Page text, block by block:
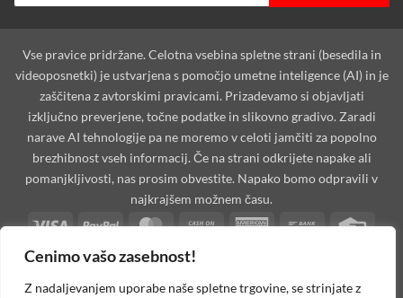
Cenimo vašo zasebnost!
Z nadaljevanjem uporabe naše spletne trgovine, se strinjate z
Vse pravice pridržane. Celotna vsebina spletne strani (besedila in
videoposnetki) je ustvarjena s pomočjo umetne inteligence (AI) in je
zaščitena z avtorskimi pravicami. Prizadevamo si objavljati
izključno preverjene, točne podatke in slikovno gradivo. Zaradi
narave AI tehnologije pa ne moremo v celoti jamčiti za popolno
brezhibnost vseh informacij. Če na strani odkrijete napake ali
pomanjkljivosti, nas prosim obvestite. Napako bomo odpravili v
najkrajšem možnem času.
Visa
PayPal MasterCard
Cash
AmericanBank
Dinners DiscoverMaestro
Apple Cash Credit Google PayPal Stripe